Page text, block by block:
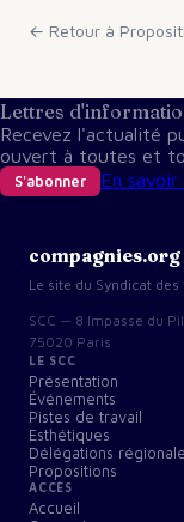
← Retour à
Lettres
Recevez l'actualité
ouvert à toutes et
S'abonner En savoir
compagnies.org
Le site du Syndicat
SCC — 8 Impasse du
75020 Paris
LE SCC
Présentation
Événements
Pistes de travail
Esthétiques
Délégations
Propositions
ACCÈS
Accueil